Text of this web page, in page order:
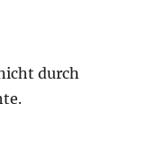
durch